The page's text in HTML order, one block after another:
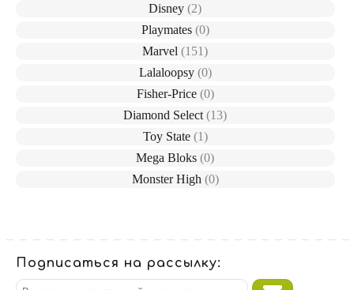
Disney(2)
Playmates (0)
Marvel(151)
Lalaloopsy (0)
Fisher-Price (0)
Diamond Select(13)
Toy State (1)
Mega Bloks(0)
Monster High (0)
Подписаться на рассылку: